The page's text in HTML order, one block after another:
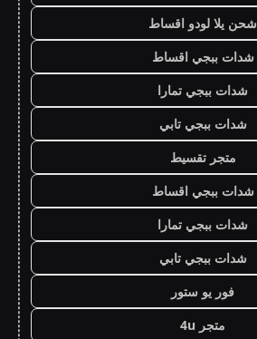
شحن يلا لودو اقساط
شدات ببجي اقساط
شدات ببجي تمارا
شدات ببجي تابي
متجر تقسيط
شدات ببجي اقساط
شدات ببجي تمارا
شدات ببجي تابي
فور يو ستور
متجر 4u